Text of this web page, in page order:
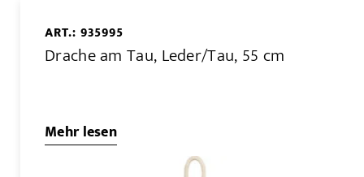
ART.: 935995
Drache am Tau, Leder/Tau, 55 cm
Mehr lesen